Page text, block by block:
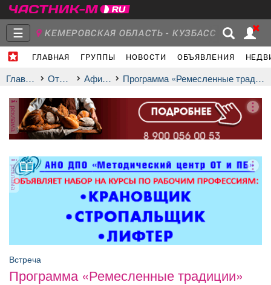
☰ КЕМЕРОВСКАЯ ОБЛАСТЬ - КУЗБАСС
ГЛАВНАЯ ГРУППЫ НОВОСТИ ОБЪЯВЛЕНИЯ
Объявления Недвижимость Услуги
Афиша Обучение Проекты
Главная Отдых афиша Программа «Ремесленные традиции»
реклама
реклама
Встреча
Программа «Ремесленные традиции»